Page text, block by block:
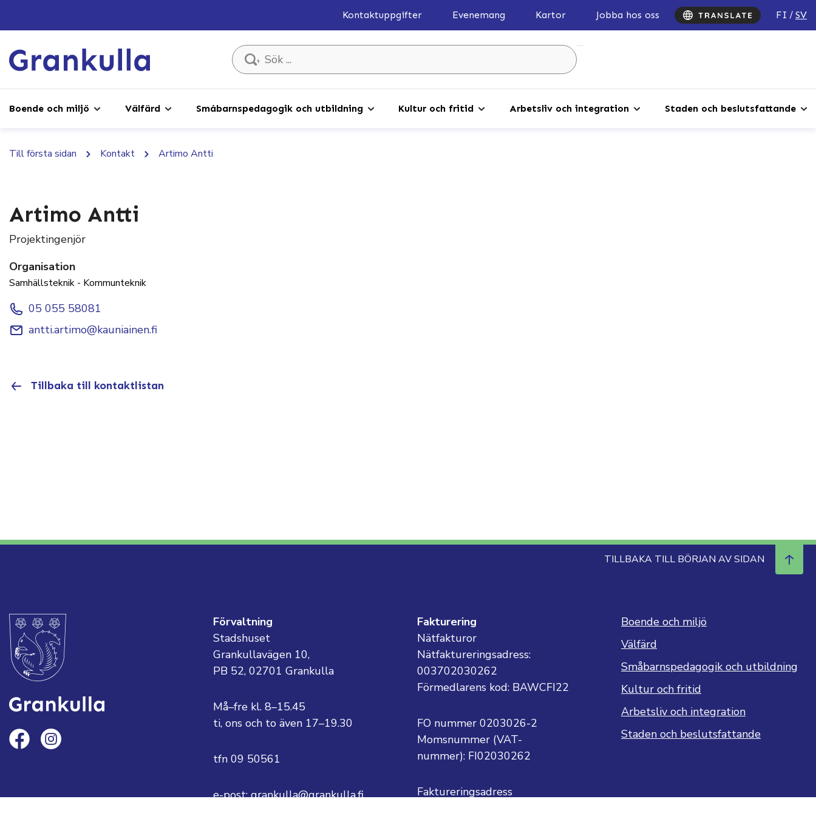
Kontaktuppgifter Evenemang Kartor Jobba hos oss FI SV
Sök ...
Boende och miljö Välfärd Småbarnspedagogik och utbildning Kultur och fritid Arbetsliv och integration Staden och beslutsfattande
Till första sidan Kontakt Artimo Antti
Artimo Antti
Projektingenjör
Organisation
Samhällsteknik - Kommunteknik
05 055 58081
antti.artimo@kauniainen.fi
Tillbaka till kontaktlistan
TILLBAKA TILL BÖRJAN AV SIDAN
Förvaltning
Stadshuset
Grankullavägen 10,
PB 52, 02701 Grankulla
Må–fre kl. 8–15.45
ti, ons och to även 17–19.30
tfn 09 50561
e-post: grankulla@grankulla.fi
Fakturering
Nätfakturor
Nätfaktureringsadress:
003702030262
Förmedlarens kod: BAWCFI22
FO nummer 0203026-2
Momsnummer (VAT-
nummer): FI02030262
Faktureringsadress
Boende och miljö
Välfärd
Småbarnspedagogik och utbildning
Kultur och fritid
Arbetsliv och integration
Staden och beslutsfattande